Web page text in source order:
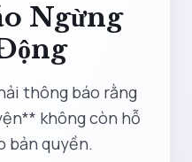
Ngừng
thông báo rằng
không còn hỗ
bản quyền.